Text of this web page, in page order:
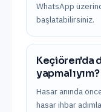
WhatsApp
başlatabilirsiniz.
Keçiören'da
yapmalıyım?
Hasar anında
hasar ihbar